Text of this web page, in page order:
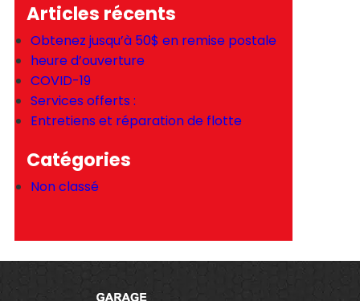
Articles récents
Obtenez jusqu’à 50$ en remise postale
heure d’ouverture
COVID-19
Services offerts :
Entretiens et réparation de flotte
Catégories
Non classé